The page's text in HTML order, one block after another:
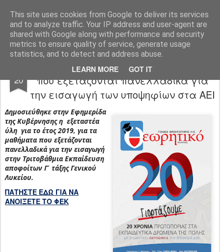
This site uses cookies from Google to deliver its services
and to analyze traffic. Your IP address and user-agent are
shared with Google along with performance and security
metrics to ensure quality of service, generate usage
statistics, and to detect and address abuse.
LEARN MORE GOT IT
Φροντιστήριο Θεωρητικό Φλώρινας
Pages
20
H εξεταστέα ύλη για τα μαθήματα
που εξετάζονται πανελλαδικά για
την εισαγωγή των υποψηφίων στα ΑΕΙ
Δημοσιεύθηκε στην Εφημερίδα
της Κυβέρνησης η εξεταστέα
ύλη για το έτος 2019, για τα
μαθήματα που εξετάζονται
πανελλαδικά για την εισαγωγή
στην Τριτοβάθμια Εκπαίδευση
αποφοίτων Γ ́ τάξης Γενικού
Λυκείου.
ΠΑΤΗΣΤΕ ΕΔΩ ΓΙΑ ΝΑ
ΑΝΟΙΞΕΤΕ ΤΟ ΦΕΚ